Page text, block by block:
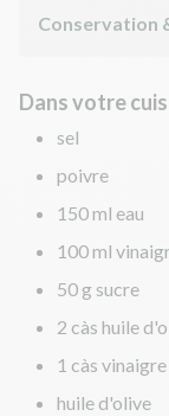
Conservation
Dans votre
sel
poivre
150 ml eau
100 ml
50 g sucre
2 càs huile
1 càs
huile d'olive